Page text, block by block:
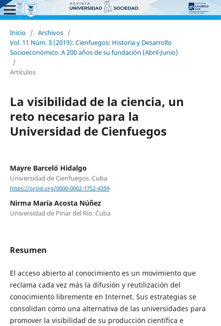
Inicio / Archivos /
Vol. 11 Núm. 3 (2019): Cienfuegos: Historia y Desarrollo
Socioeconómico. A 200 años de su fundación (Abril-Junio)
/
Artículos
La visibilidad de la ciencia, un
reto necesario para la
Universidad de Cienfuegos
Mayre Barceló Hidalgo
Universidad de Cienfuegos. Cuba
https://orcid.org/0000-0002-1752-4359
Nirma María Acosta Núñez
Universidad de Pinar del Río. Cuba
Resumen
El acceso abierto al conocimiento es un movimiento que
reclama cada vez más la difusión y reutilización del
conocimiento libremente en Internet. Sus estrategias se
consolidan como una alternativa de las universidades para
promover la visibilidad de su producción científica e